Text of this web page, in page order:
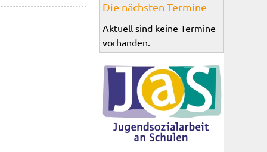
Die nächsten Termine
Aktuell sind keine Termine
vorhanden.